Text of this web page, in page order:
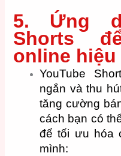
5. Ứng
Shorts
online hiệu
YouTube
ngắn và thu
tăng cường
cách bạn có
để tối ưu hóa
mình: